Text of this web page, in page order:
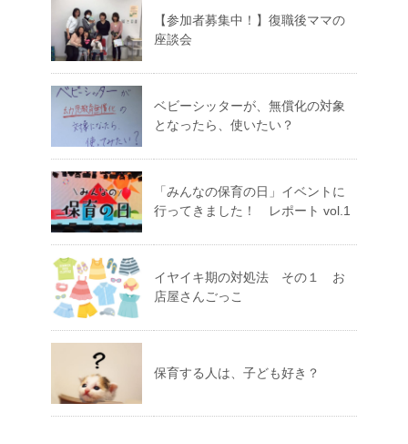
【参加者募集中！】復職後ママの
座談会
ベビーシッターが、無償化の対象
となったら、使いたい？
「みんなの保育の日」イベントに
行ってきました！ レポート vol.1
イヤイキ期の対処法 その１ お
店屋さんごっこ
保育する人は、子ども好き？